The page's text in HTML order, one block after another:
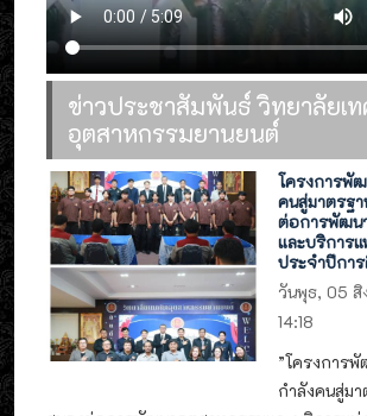
ข่าวประชาสัมพันธ์ วิทยาลัยเ
อุตสาหกรรมยานยนต์
โครงการพั
คนสู่มาตรฐ
ต่อการพัฒน
และบริการแ
ประจำปีกา
วันพุธ, 05
14:18
”โครงการ
กำลังคนสู่ม